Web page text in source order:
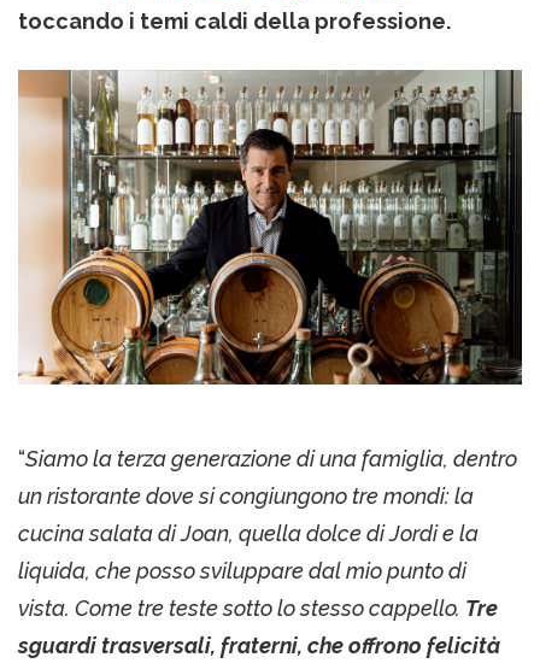
toccando i temi caldi della professione.
“Siamo la terza generazione di una famiglia, dentro
un ristorante dove si congiungono tre mondi: la
cucina salata di Joan, quella dolce di Jordi e la
liquida, che posso sviluppare dal mio punto di
vista. Come tre teste sotto lo stesso cappello. Tre
sguardi trasversali, fraterni, che offrono felicità